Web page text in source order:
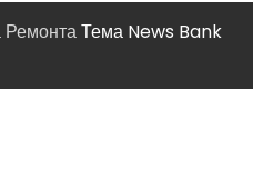
РемонтаТема News Bank